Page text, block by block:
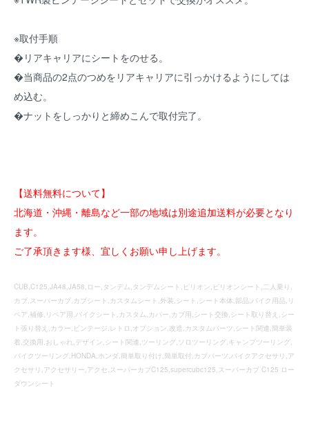
※取付手順
�リアキャリアにシートをのせる。
�当商品の2点のつめをリアキャリアに引っかけるようにしては
め込む。
�ナットをしっかりと締めこんで取付完了。
【送料無料について】
北海道・沖縄・離島など一部の地域は別途追加送料が必要となり
ます。
ご了承頂きます様、宜しくお願い申し上げます。
CUB,C125,JA48,JA58,ロー,タンデム,タンデムシート,ピリオン,ピリオンシート,二人乗り,
カブ,スーパーカブ,カブシート,カスタムシート,外装,シート,シート本体,部品,バイク用品,リ
ペア,補修,リペア用,バイクシート,カスタム,カバー,カブ用,シート交換,シート取り替え,シー
ト張り替え,カラー,ビンテージ,レトロ,オプション,改造,カスタムパーツ,シート関連,簡単装
着,交換用,おしゃれ,デザイン,シート関連,ツーリング,ソロツーリング,キャンプツーリング,
バイクツーリング,HONDA,ホンダ,簡単取り付け,簡単取付,カブパーツ,バイクアクセサリ,ア
クセサリ,アクセサリー,アクセ,スーパーカブC125,supercubc125,スーパーカブ C125 ロー
ダウンシート